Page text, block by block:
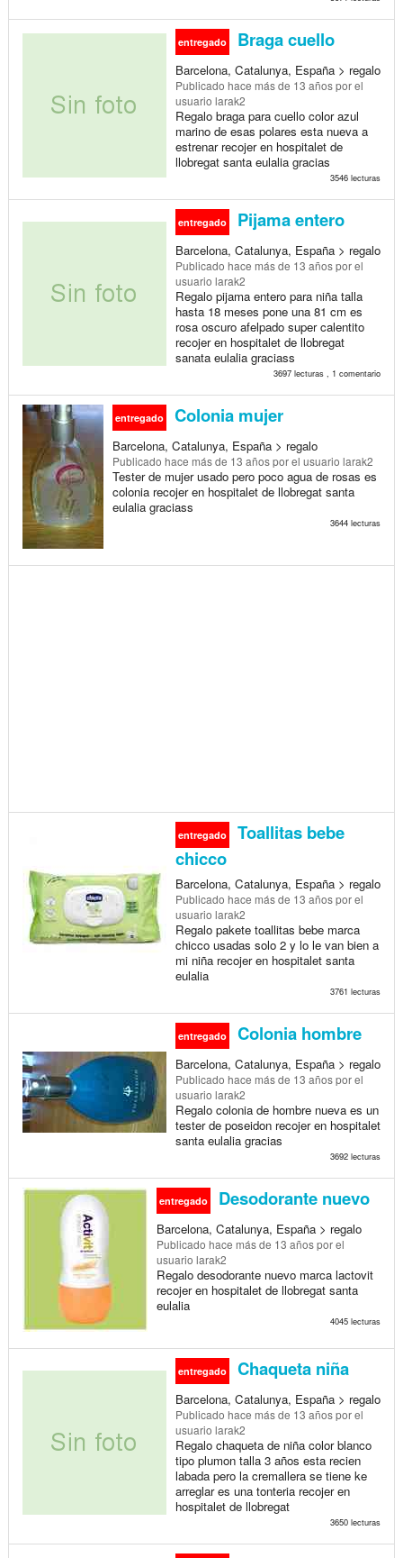
entregado Braga cuello
Barcelona, Catalunya, España > regalo
Publicado hace más de 13 añospor el
usuario larak2
Regalo braga para cuello color azul
marino de esas polares esta nueva a
estrenar recojer en hospitalet de
llobregat santa eulalia gracias
3546 lecturas
entregado Pijama entero
Barcelona, Catalunya, España > regalo
Publicado hace más de 13 añospor el
usuario larak2
Regalo pijama entero para niña talla
hasta 18 meses pone una 81 cm es
rosa oscuro afelpado super calentito
recojer en hospitalet de llobregat
sanata eulalia graciass
3697 lecturas , 1 comentario
entregado Colonia mujer
Barcelona, Catalunya, España > regalo
Publicado hace más de 13 añospor el usuario larak2
Tester de mujer usado pero poco agua de rosas es
colonia recojer en hospitalet de llobregat santa
eulalia graciass
3644 lecturas
entregado
Toallitas bebe
chicco
Barcelona, Catalunya, España > regalo
Publicado hace más de 13 añospor el
usuario larak2
Regalo pakete toallitas bebe marca
chicco usadas solo 2 y lo le van bien a
mi niña recojer en hospitalet santa
eulalia
3761 lecturas
entregado Colonia hombre
Barcelona, Catalunya, España > regalo
Publicado hace más de 13 añospor el
usuario larak2
Regalo colonia de hombre nueva es un
tester de poseidon recojer en hospitalet
santa eulalia gracias
3692 lecturas
entregado Desodorante nuevo
Barcelona, Catalunya, España > regalo
Publicado hace más de 13 añospor el
usuario larak2
Regalo desodorante nuevo marca lactovit
recojer en hospitalet de llobregat santa
eulalia
4045 lecturas
entregado Chaqueta niña
Barcelona, Catalunya, España > regalo
Publicado hace más de 13 añospor el
usuario larak2
Regalo chaqueta de niña color blanco
tipo plumon talla 3 años esta recien
labada pero la cremallera se tiene ke
arreglar es una tonteria recojer en
hospitalet de llobregat
3650 lecturas